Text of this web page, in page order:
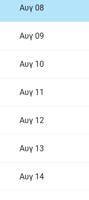
Αυγ 08
Αυγ 09
Αυγ 10
Αυγ 11
Αυγ 12
Αυγ 13
Αυγ 14